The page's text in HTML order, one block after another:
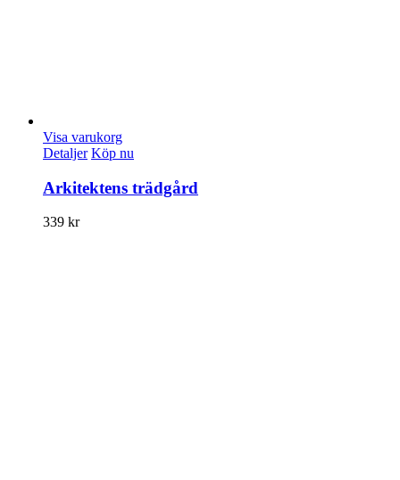
Visa varukorg
Detaljer Köp nu
Arkitektens trädgård
339 kr